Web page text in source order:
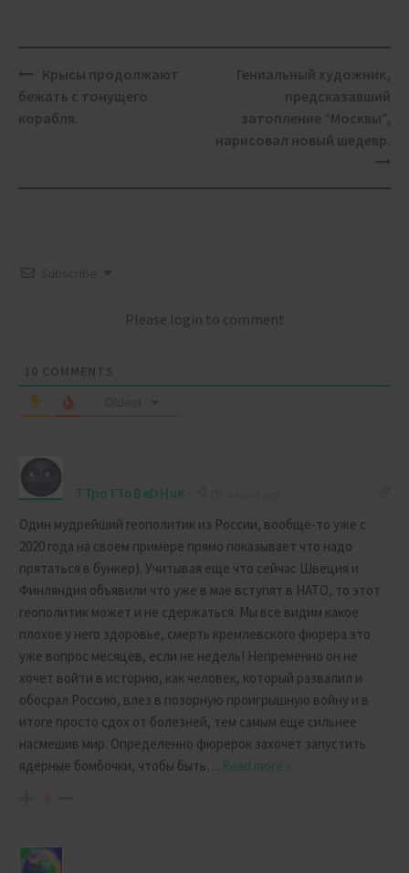
Post
navigation
Крысы продолжают
бежать с тонущего
корабля.
Гениальный художник,
предсказавший
затопление “Москвы”,
нарисовал новый шедевр.
Please login to comment
TTpoTToBeDHuK
Один мудрейший геополитик из России, вообще-то уже с
2020 года на своем примере прямо показывает что надо
прятаться в бункер). Учитывая еще что сейчас Швеция и
Финляндия объявили что уже в мае вступят в НАТО, то этот
геополитик может и не сдержаться. Мы все видим какое
плохое у него здоровье, смерть кремлевского фюрера это
уже вопрос месяцев, если не недель! Непременно он не
хочет войти в историю, как человек, который развалил и
обосрал Россию, влез в позорную проигрышную войну и в
итоге просто сдох от болезней, тем самым еще сильнее
насмешив мир. Определенно фюрерок захочет запустить
ядерные бомбочки, чтобы быть… Read more »
-8